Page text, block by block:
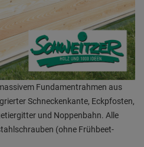
Fundamentrahmen aus
Schneckenkante, Eckpfosten,
und Noppenbahn. Alle
(ohne Frühbeet-